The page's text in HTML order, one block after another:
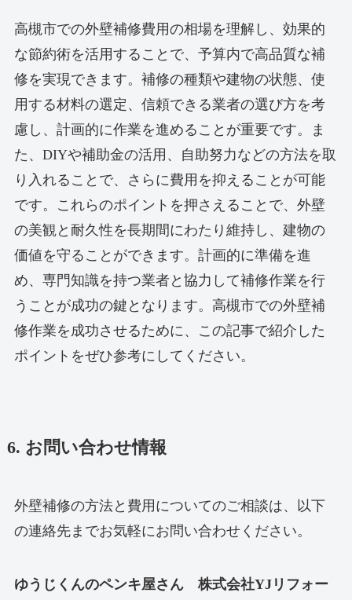
高槻市での外壁補修費用の相場を理解し、効果的
な節約術を活用することで、予算内で高品質な補
修を実現できます。補修の種類や建物の状態、使
用する材料の選定、信頼できる業者の選び方を考
慮し、計画的に作業を進めることが重要です。ま
た、DIYや補助金の活用、自助努力などの方法を取
り入れることで、さらに費用を抑えることが可能
です。これらのポイントを押さえることで、外壁
の美観と耐久性を長期間にわたり維持し、建物の
価値を守ることができます。計画的に準備を進
め、専門知識を持つ業者と協力して補修作業を行
うことが成功の鍵となります。高槻市での外壁補
修作業を成功させるために、この記事で紹介した
ポイントをぜひ参考にしてください。
6. お問い合わせ情報
外壁補修の方法と費用についてのご相談は、以下
の連絡先までお気軽にお問い合わせください。
ゆうじくんのペンキ屋さん 株式会社YJリフォー